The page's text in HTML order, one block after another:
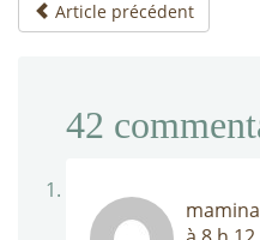
Article précédent
42
mamina